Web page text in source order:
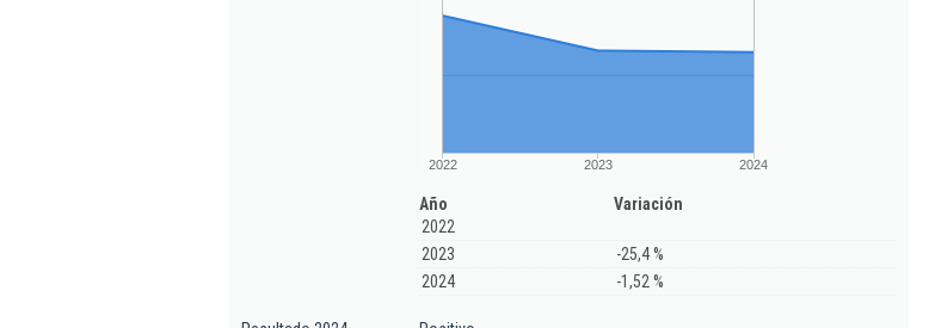
2022 2023 2024
Año
Variación
2022
2023
-25,4 %
2024
-1,52 %